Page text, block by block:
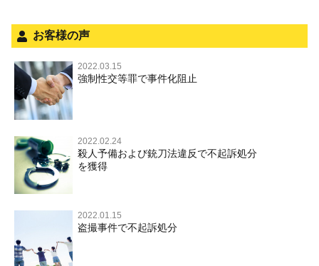
文書偽造・偽造文書行使
名誉棄損・侮辱
銃刀法違反
児童虐待・保護責任者遺棄
文書偽造・偽造文書行使
不正競争防止法
住居侵入等
名誉毀損・侮辱
法人と刑事事件（脱税関係，従業員逮捕，予防法務等）
面会・差し入れ
お客様の声
2022.03.15
強制性交等罪で事件化阻止
2022.02.24
殺人予備および銃刀法違反で不起訴処分
を獲得
2022.01.15
盗撮事件で不起訴処分